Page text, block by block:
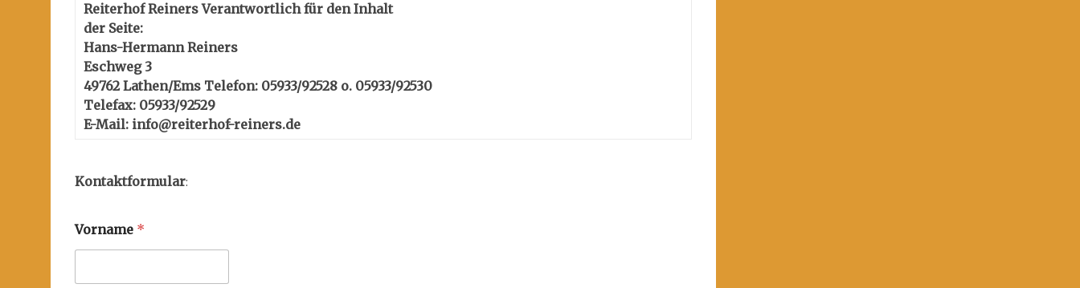
Reiterhof Reiners Verantwortlich für den Inhalt
der Seite:
Hans-Hermann Reiners
Eschweg 3
49762 Lathen/Ems Telefon: 05933/92528 o. 05933/92530
Telefax: 05933/92529
E-Mail: info@reiterhof-reiners.de
Kontaktformular:
Vorname *